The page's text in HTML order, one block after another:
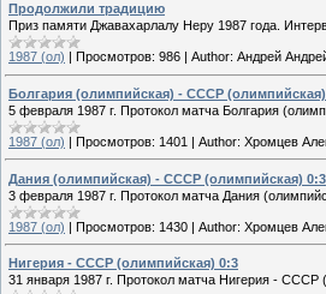
Продолжили традицию
Приз памяти Джавахарлалу Неру 1987 года.
1987 (ол) Просмотров: 986 Author: Андрей
Болгария (олимпийская) - СССР
5 февраля 1987 г. Протокол матча Болгария
1987 (ол) | Просмотров: 1401 | Author: Хромцев
Дания (олимпийская) - СССР (олимпийская) 0:3
3 февраля 1987 г. Протокол матча Дания
1987 (ол) | Просмотров: 1430 | Author: Хромцев
Нигерия - СССР (олимпийская) 0:3
31 января 1987 г. Протокол матча Нигерия - СССР